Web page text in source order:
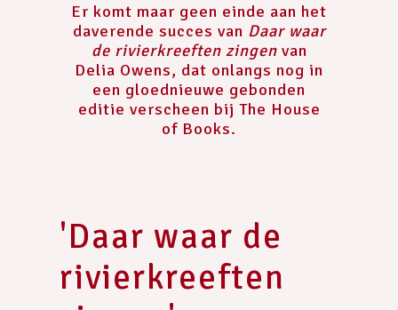
Er komt maar geen einde aan het
daverende succes van Daar waar
de rivierkreeften zingenvan
Delia Owens, dat onlangs nog in
een gloednieuwe gebonden
editie verscheen bij The House
of Books.
'Daar waar de
rivierkreeften